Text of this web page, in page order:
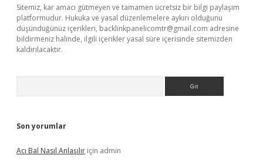
Sitemiz, kar amacı gütmeyen ve tamamen ücretsiz bir bilgi paylaşım
platformudur. Hukuka ve yasal düzenlemelere aykırı olduğunu
düşündüğünüz içerikleri, backlinkpanelicomtr@gmail.com adresine
bildirmeniz halinde, ilgili içerikler yasal süre içerisinde sitemizden
kaldırılacaktır.
Son yorumlar
Acı Bal Nasıl Anlaşılır için admin